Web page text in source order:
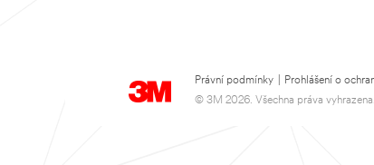
Právní podmínky Prohlášení o
© 3M 2026. Všechna práva